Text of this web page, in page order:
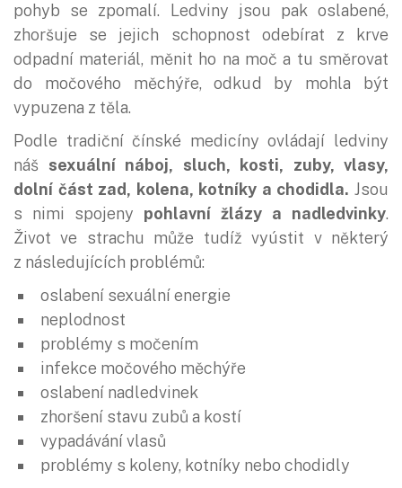
pohyb se zpomalí. Ledviny jsou pak oslabené,
zhoršuje se jejich schopnost odebírat z krve
odpadní materiál, měnit ho na moč a tu směrovat
do močového měchýře, odkud by mohla být
vypuzena z těla.
Podle tradiční čínské medicíny ovládají ledviny
náš sexuální náboj, sluch, kosti, zuby, vlasy,
dolní část zad, kolena, kotníky a chodidla. Jsou
s nimi spojeny pohlavní žlázy a nadledvinky.
Život ve strachu může tudíž vyústit v některý
z následujících problémů:
oslabení sexuální energie
neplodnost
problémy s močením
infekce močového měchýře
oslabení nadledvinek
zhoršení stavu zubů a kostí
vypadávání vlasů
problémy s koleny, kotníky nebo chodidly